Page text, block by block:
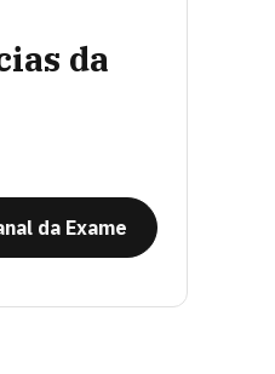
da
da Exame